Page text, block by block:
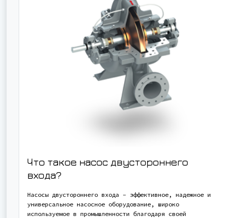
Что такое насос двустороннего
входа?
Насосы двустороннего входа - эффективное, надежное и
универсальное насосное оборудование, широко
используемое в промышленности благодаря своей